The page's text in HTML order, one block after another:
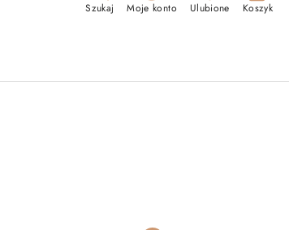
Szukaj Moje konto Ulubione Koszyk